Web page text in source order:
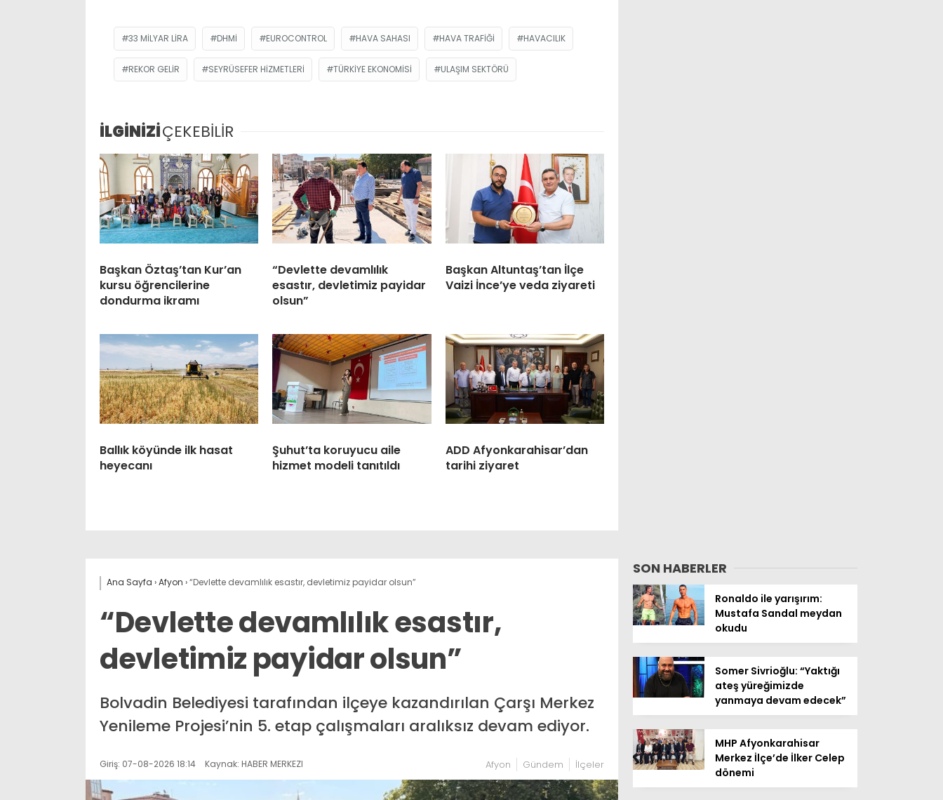
33 MILYAR LIRA DHMİ EUROCONTROL HAVA SAHASI HAVA TRAFIĞI HAVACILIK
REKOR GELIR SEYRÜSEFER HIZMETLERI TÜRKIYE EKONOMISI ULAŞIM SEKTÖRÜ
İLGİNİZİÇEKEBİLİR
Başkan Öztaş’tan Kur’an
kursu öğrencilerine
dondurma ikramı
“Devlette devamlılık
esastır, devletimiz payidar
olsun”
Başkan Altuntaş’tan İlçe
Vaizi İnce’ye veda ziyareti
Ballık köyünde ilk hasat
heyecanı
Şuhut’ta koruyucu aile
hizmet modeli tanıtıldı
ADD Afyonkarahisar’dan
tarihi ziyaret
Ana Sayfa ›Afyon ›“Devlette devamlılık esastır, devletimiz payidar olsun”
“Devlette devamlılık esastır,
devletimiz payidar olsun”
Bolvadin Belediyesi tarafından ilçeye kazandırılan Çarşı Merkez
Yenileme Projesi’nin 5. etap çalışmaları aralıksız devam ediyor.
Giriş: 07-08-2026 18:14 Kaynak: HABER MERKEZI Afyon Gündem İlçeler
SON HABERLER
Ronaldo ile yarışırım:
Mustafa Sandal meydan
okudu
Somer Sivrioğlu: “Yaktığı
ateş yüreğimizde
yanmaya devam edecek”
MHP Afyonkarahisar
Merkez İlçe’de İlker Celep
dönemi